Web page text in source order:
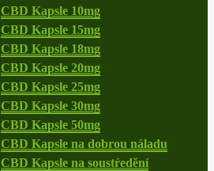
CBD Kapsle 10mg
CBD Kapsle 15mg
CBD Kapsle 18mg
CBD Kapsle 20mg
CBD Kapsle 25mg
CBD Kapsle 30mg
CBD Kapsle 50mg
CBD Kapsle na dobrou náladu
CBD Kapsle na soustŕedění